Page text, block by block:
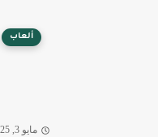
ألعاب
مايو 3, 2025